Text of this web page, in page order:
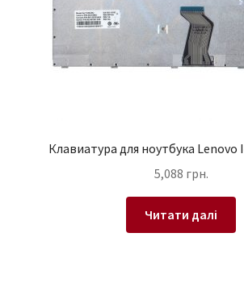
Клавиатура для ноутбука Lenovo
5,088 грн.
Читати далі